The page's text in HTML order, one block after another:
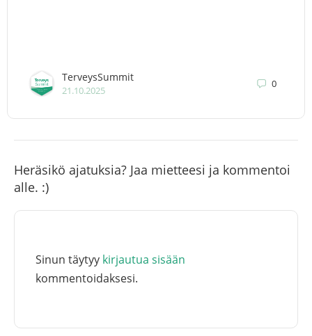
TerveysSummit
21.10.2025
0
Heräsikö ajatuksia? Jaa mietteesi ja kommentoi
alle. :)
Sinun täytyy kirjautua sisään
kommentoidaksesi.